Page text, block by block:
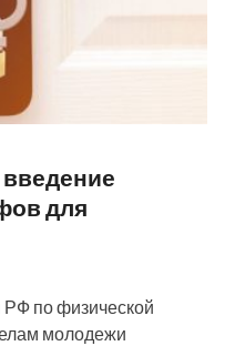
для
по физической
молодежи